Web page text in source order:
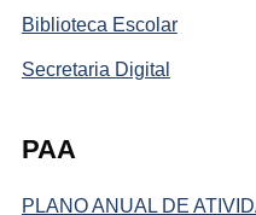
Biblioteca Escolar
Secretaria Digital
PAA
PLANO ANUAL DE